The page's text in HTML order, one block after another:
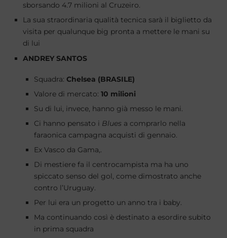
sborsando 4.7 milioni al Cruzeiro.
La sua straordinaria qualità tecnica sarà il biglietto da
visita per qualunque big pronta a mettere le mani su
di lui
ANDREY SANTOS
Squadra: Chelsea (BRASILE)
Valore di mercato: 10 milioni
Su di lui, invece, hanno già messo le mani.
Ci hanno pensato i Blues a comprarlo nella
faraonica campagna acquisti di gennaio.
Ex Vasco da Gama,.
Di mestiere fa il centrocampista ma ha uno
spiccato senso del gol, come dimostrato anche
contro l’Uruguay.
Per lui era un progetto un anno tra i baby.
Ma continuando così è destinato a esordire subito
in prima squadra